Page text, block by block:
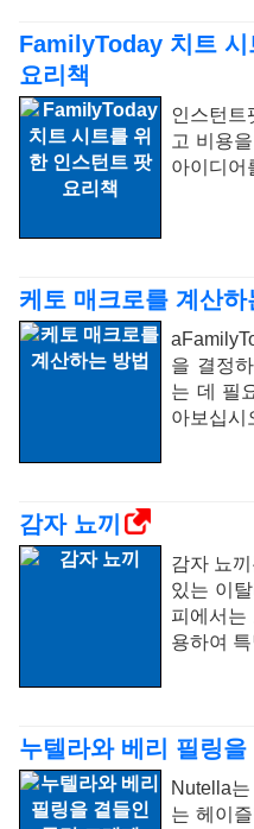
FamilyToday 치트
요리책
인스턴트
고 비용
아이디어
케토 매크로를 계산하
을 결정
는 데 필
아보십시
감자 뇨끼
감자 뇨
있는 이
피에서는
용하여
누텔라와 베리 필링을
Nutella
는 헤이